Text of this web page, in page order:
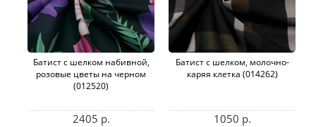
Батист с шелком набивной,
розовые цветы на черном
(012520)
2405 р.
Батист с шелком, молочно-
каряя клетка (014262)
1050 р.